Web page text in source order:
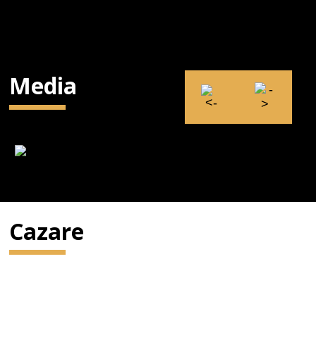
Media
Cazare